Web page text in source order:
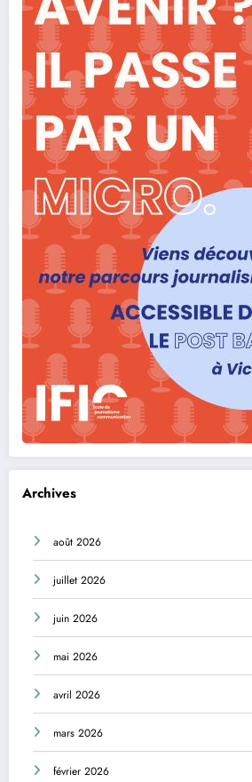
Archives
août 2026
juillet 2026
juin 2026
mai 2026
avril 2026
mars 2026
février 2026